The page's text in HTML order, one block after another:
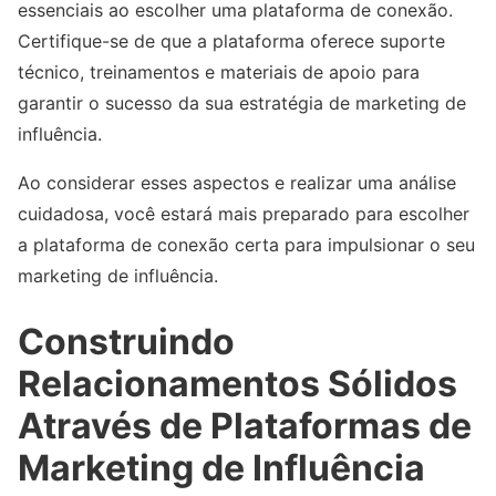
essenciais ao escolher uma plataforma de conexão.
Certifique-se de que a plataforma oferece suporte
técnico, treinamentos e materiais de apoio para
garantir o sucesso da sua estratégia de marketing de
influência.
Ao considerar esses aspectos e realizar uma análise
cuidadosa, você estará mais preparado para escolher
a plataforma de conexão certa para impulsionar o seu
marketing de influência.
Construindo
Relacionamentos Sólidos
Através de Plataformas de
Marketing de Influência